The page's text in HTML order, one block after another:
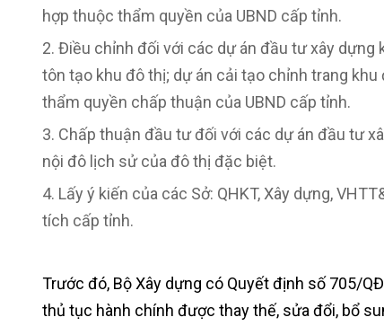
hợp thuộc thẩm quyền của UBND cấp tỉnh.
Điều chỉnh đối với các dự án đầu tư xây dựng
tôn tạo khu đô thị; dự án cải tạo chỉnh trang
thẩm quyền chấp thuận của UBND cấp tỉnh.
Chấp thuận đầu tư đối với các dự án đầu tư
nội đô lịch sử của đô thị đặc biệt.
Lấy ý kiến của các Sở: QHKT, Xây dựng,
tích cấp tỉnh.
Trước đó, Bộ Xây dựng có Quyết định số 705/
thủ tục hành chính được thay thế, sửa đổi, bổ